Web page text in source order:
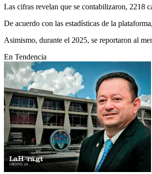
Las cifras revelan que se contabilizaron, 2218
De acuerdo con las estadísticas de la
Asimismo, durante el 2025, se reportaron al
En Tendencia